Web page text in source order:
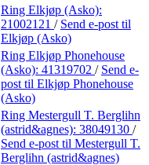
Ring Elkjøp (Asko):
21002121 / Send e-post til
Elkjøp (Asko)
Ring Elkjøp Phonehouse
(Asko): 41319702 / Send e-
post til Elkjøp Phonehouse
(Asko)
Ring Mestergull T. Berglihn
(astrid&agnes): 38049130 /
Send e-post til Mestergull T.
Berglihn (astrid&agnes)